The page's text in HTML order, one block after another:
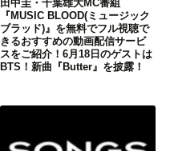
田中圭・千葉雄大MC番組
『MUSIC BLOOD(ミュージック
ブラッド)』を無料でフル視聴で
きるおすすめの動画配信サービ
スをご紹介！6月18日のゲストは
BTS！新曲『Butter』を披露！